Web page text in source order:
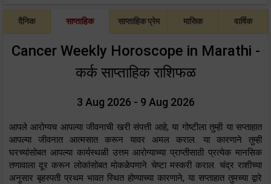
दैनिक साप्ताहिक साप्ताहिक प्रेम मासिक वार्षिक
Cancer Weekly Horoscope in Marathi -
कर्क साप्ताहिक राशिफळ
3 Aug 2026 - 9 Aug 2026
आपले आरोग्यच आपल्या जीवनाची खरी संपत्ती आहे, या गोष्टीला तुम्ही या सप्ताहात
आपल्या जीवनात आत्मसात करून यावर अमल कराल. या कारणाने तुम्ही
घरच्यांसोबत आपल्या कार्यस्थळी उत्तम आरोग्याच्या प्राप्तीसाठी प्रत्येक मानसिक
तणावाला दूर करून लोकांसोबत मोकळेपणाने चेष्टा मस्करी कराल. चंद्र राशीच्या
अनुसार बृहस्पती प्रथम भावत स्थित होण्याच्या कारणाने, या सप्ताहात तुमच्या द्वारे